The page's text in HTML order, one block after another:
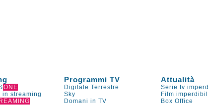
Programmi TV Attualità
ONE Digitale Terrestre Serie tv
in streaming Sky Film
Domani in TV Box Office